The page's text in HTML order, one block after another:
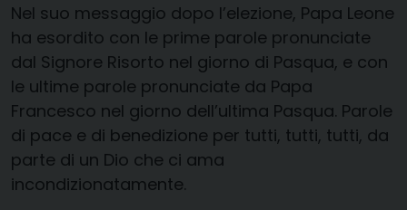
Nel suo messaggio dopo l’elezione, Papa Leone
ha esordito con le prime parole pronunciate
dal Signore Risorto nel giorno di Pasqua, e con
le ultime parole pronunciate da Papa
Francesco nel giorno dell’ultima Pasqua. Parole
di pace e di benedizione per tutti, tutti, tutti, da
parte di un Dio che ci ama
incondizionatamente.